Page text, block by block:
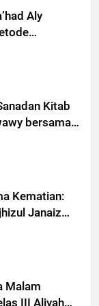
Aly
Kitab
bersama
Al-Adny
Kematian:
Janaiz
Malam
III Aliyah